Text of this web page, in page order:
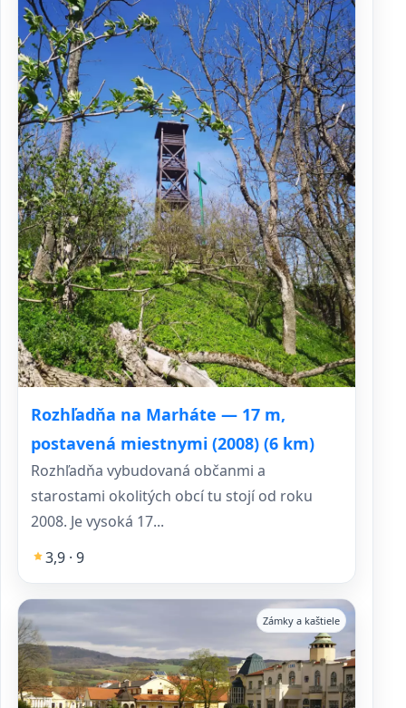
Rozhľadňa na Marháte — 17 m,
postavená miestnymi (2008) (6 km)
Rozhľadňa vybudovaná občanmi a
starostami okolitých obcí tu stojí od roku
2008. Je vysoká 17...
3,9 · 9
Zámky a kaštiele